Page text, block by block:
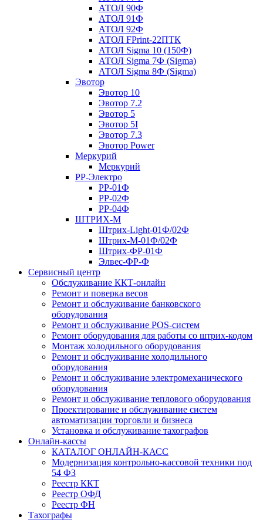
АТОЛ 90Ф
АТОЛ 91Ф
АТОЛ 92Ф
АТОЛ FPrint-22ПТК
АТОЛ Sigma 10 (150Ф)
АТОЛ Sigma 7Ф (Sigma)
АТОЛ Sigma 8Ф (Sigma)
Эвотор
Эвотор 10
Эвотор 7.2
Эвотор 5
Эвотор 5I
Эвотор 7.3
Эвотор Power
Меркурий
Меркурий
РР-Электро
РР-01Ф
РР-02Ф
РР-04Ф
ШТРИХ-М
Штрих-Light-01Ф/02Ф
Штрих-М-01Ф/02Ф
Штрих-ФР-01Ф
Элвес-ФР-Ф
Сервисный центр
Обслуживание ККТ-онлайн
Ремонт и поверка весов
Ремонт и обслуживание банковского
оборудования
Ремонт и обслуживание POS-систем
Ремонт оборудования для работы со штрих-кодом
Монтаж холодильного оборудования
Ремонт и обслуживание холодильного
оборудования
Ремонт и обслуживание электромеханического
оборудования
Ремонт и обслуживание теплового оборудования
Проектирование и обслуживание систем
автоматизации торговли и бизнеса
Установка и обслуживание тахографов
Онлайн-кассы
КАТАЛОГ ОНЛАЙН-КАСС
Модернизация контрольно-кассовой техники под
54 ФЗ
Реестр ККТ
Реестр ОФД
Реестр ФН
Тахографы